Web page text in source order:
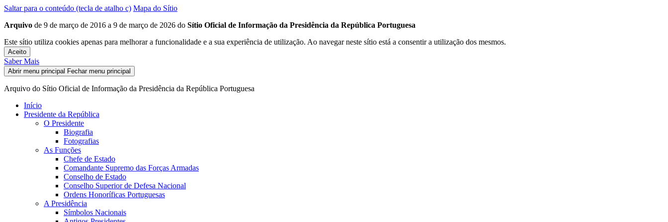
Saltar para o conteúdo (tecla de atalho c) Mapa do Sítio
Arquivo de 9 de março de 2016 a 9 de março de 2026 do Sítio Oficial de Informação da Presidência da República Portuguesa
Este sítio utiliza cookies apenas para melhorar a funcionalidade e a sua experiência de utilização. Ao navegar neste sítio está a consentir a utilização dos mesmos.
Aceito
Saber Mais
Abrir menu principal Fechar menu principal
Arquivo do Sítio Oficial de Informação da Presidência da República Portuguesa
Início
Presidente da República
O Presidente
Biografia
Fotografias
As Funções
Chefe de Estado
Comandante Supremo das Forças Armadas
Conselho de Estado
Conselho Superior de Defesa Nacional
Ordens Honoríficas Portuguesas
A Presidência
Símbolos Nacionais